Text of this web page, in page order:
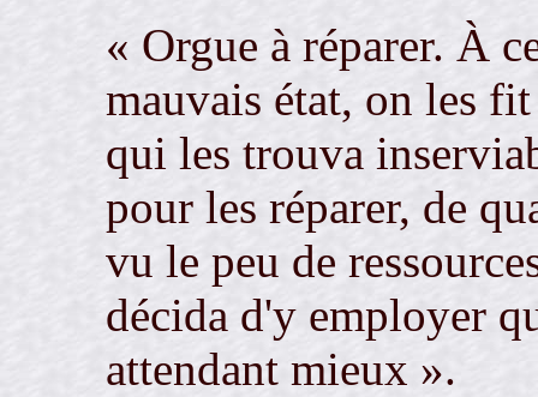
« Orgue à réparer. À
mauvais état, on les
qui les trouva
pour les réparer, de
vu le peu de
décida d'y employer
attendant mieux ».